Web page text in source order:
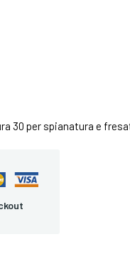
30 per spianatura e